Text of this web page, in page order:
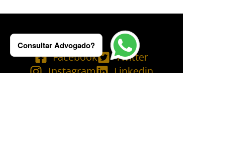
Facebook
Twitter
Instagram
Linkedin
Consultar Advogado?